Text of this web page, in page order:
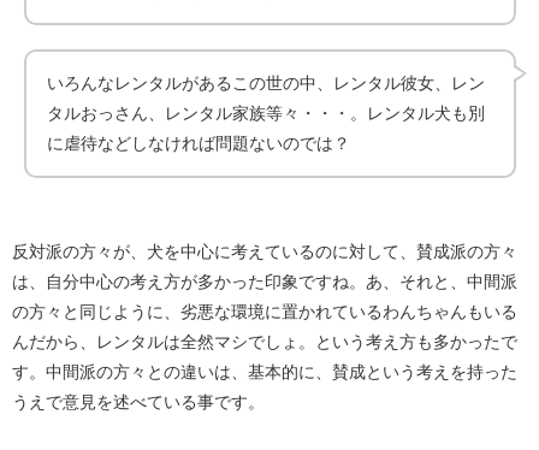
いろんなレンタルがあるこの世の中、レンタル彼女、レン
タルおっさん、レンタル家族等々・・・。レンタル犬も別
に虐待などしなければ問題ないのでは？
反対派の方々が、犬を中心に考えているのに対して、賛成派の方々
は、自分中心の考え方が多かった印象ですね。あ、それと、中間派
の方々と同じように、劣悪な環境に置かれているわんちゃんもいる
んだから、レンタルは全然マシでしょ。という考え方も多かったで
す。中間派の方々との違いは、基本的に、賛成という考えを持った
うえで意見を述べている事です。